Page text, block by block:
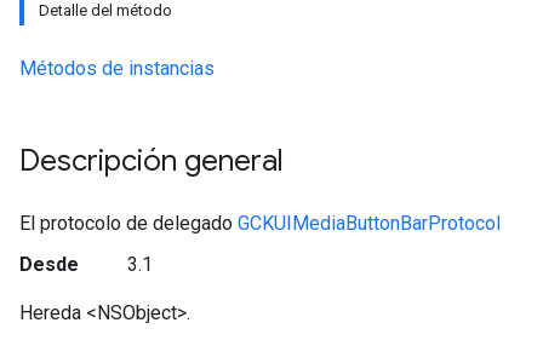
Detalle del método
Métodos de instancias
Descripción general
El protocolo de delegado GCKUIMediaButtonBarProtocol
Desde
3.1
Hereda <NSObject>.